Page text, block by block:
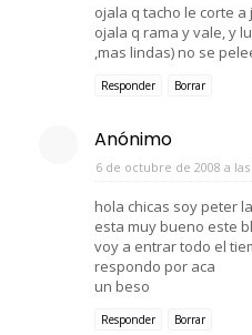
ojala q tacho le corte
ojala q rama y vale, y
,mas lindas) no se
Responder Borrar
Anónimo
6 de octubre de 2008 a las
hola chicas soy peter
esta muy bueno este
voy a entrar todo el
respondo por aca
un beso
Responder Borrar